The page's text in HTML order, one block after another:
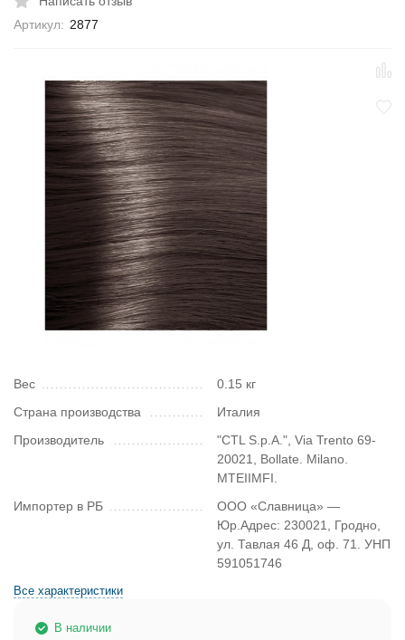
Артикул: 2877
Вес
0.15 кг
Страна производства
Италия
Производитель
"CTL S.p.A.", Via Trento 69-
20021, Bollate. Milano.
MTEIIMFI.
Импортер в РБ
ООО «Славница» —
Юр.Адрес: 230021, Гродно,
ул. Тавлая 46 Д, оф. 71. УНП
591051746
Все характеристики
В наличии